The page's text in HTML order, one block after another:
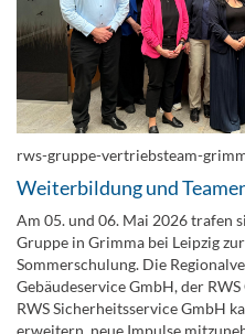
rws-gruppe-vertriebsteam-
Weiterbildung und
Am 05. und 06. Mai 2026 trafen
Gruppe in Grimma bei Leipzig
Sommerschulung. Die
Gebäudeservice GmbH, der
RWS Sicherheitsservice GmbH
erweitern, neue Impulse